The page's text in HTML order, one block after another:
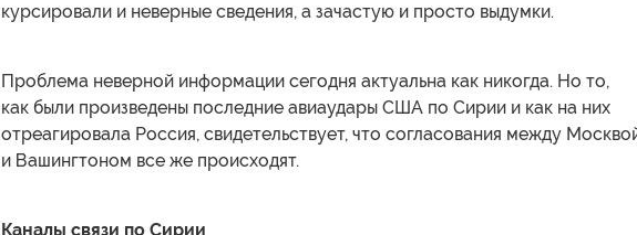
курсировали и неверные сведения, а зачастую и просто выдумки.
Проблема неверной информации сегодня актуальна как никогда. Но то,
как были произведены последние авиаудары США по Сирии и как на них
отреагировала Россия, свидетельствует, что согласования между
и Вашингтоном все же происходят.
Каналы связи по Сирии